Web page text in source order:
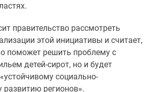
правительство рассмотреть
этой инициативы и считает,
поможет решить проблему с
детей-сирот, но и будет
социально-
регионов».